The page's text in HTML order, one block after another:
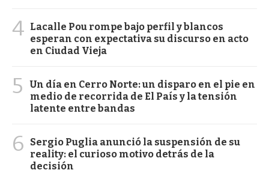
4 Lacalle Pou rompe bajo perfil y blancos
esperan con expectativa su discurso en acto
en Ciudad Vieja
5
Un día en Cerro Norte: un disparo en el pie en
medio de recorrida de El País y la tensión
latente entre bandas
6
Sergio Puglia anunció la suspensión de su
reality: el curioso motivo detrás de la
decisión